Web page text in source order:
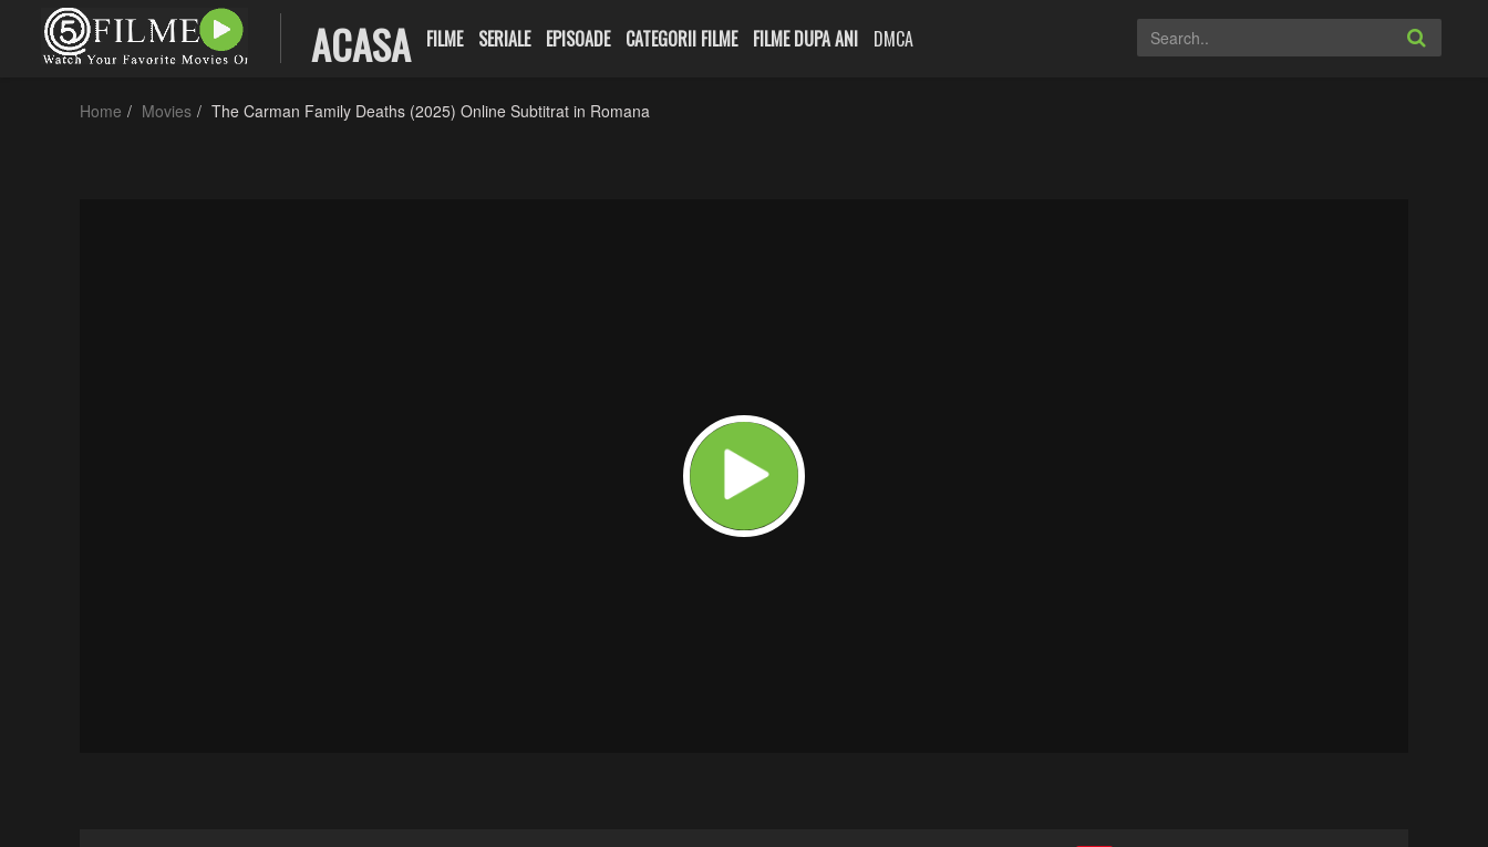
ACASA FILME SERIALE EPISOADE CATEGORII FILME FILME DUPA ANI DMCA
Home Movies The Carman Family Deaths (2025) Online Subtitrat in Romana